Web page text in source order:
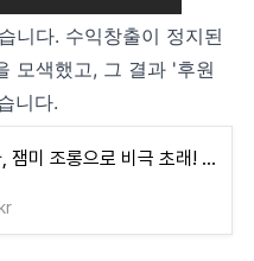
니다. 수익창출이 정지된
모색했고, 그 결과 '후원
니다.
악성 유튜버 뻑가, 잼미 조롱으로 비극 초래! 수익 중단과 채널 삭제 청원 등장!